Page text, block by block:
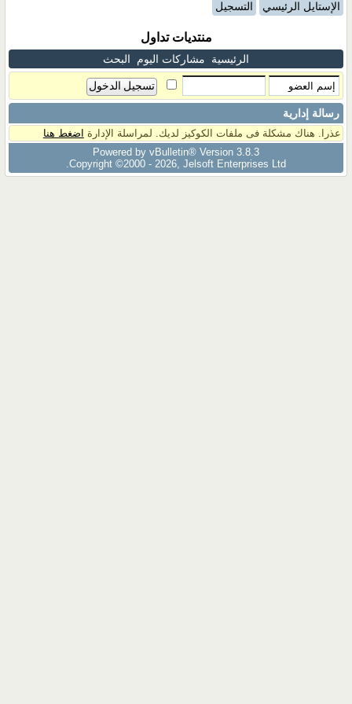
الإستايل الرئيسي التسجيل
منتديات تداول
الرئيسية مشاركات اليوم البحث
رسالة إدارية
عذرا. هناك مشكلة فى ملفات الكوكيز لديك. لمراسلة الإدارة اضغط هنا
Powered by vBulletin® Version 3.8.3
Copyright ©2000 - 2026, Jelsoft Enterprises Ltd.